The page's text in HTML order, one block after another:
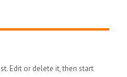
Edit or delete it, then start